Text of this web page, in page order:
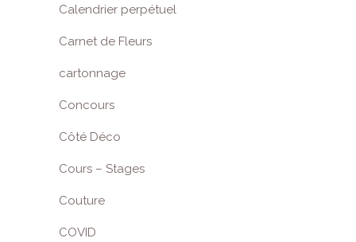
Calendrier perpétuel
Carnet de Fleurs
cartonnage
Concours
Côté Déco
Cours – Stages
Couture
COVID